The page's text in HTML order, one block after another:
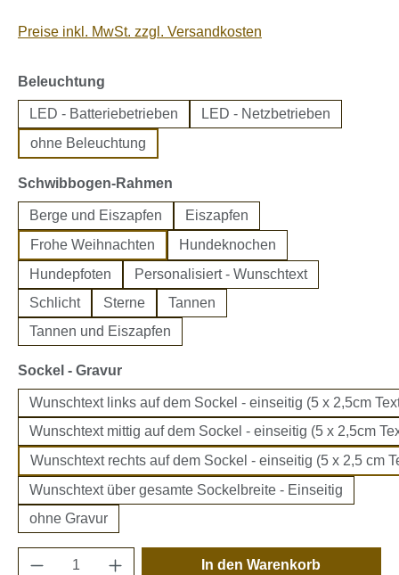
Preise inkl. MwSt. zzgl. Versandkosten
Beleuchtung
LED - Batteriebetrieben
LED - Netzbetrieben
ohne Beleuchtung
Schwibbogen-Rahmen
Berge und Eiszapfen
Eiszapfen
Frohe Weihnachten
Hundeknochen
Hundepfoten
Personalisiert - Wunschtext
Schlicht
Sterne
Tannen
Tannen und Eiszapfen
Sockel - Gravurauswählen
Wunschtext links auf dem Sockel - einseitig (5 x 2,5cm
Wunschtext mittig auf dem Sockel - einseitig (5 x 2,5cm
Wunschtext rechts auf dem Sockel - einseitig (5 x 2,5 cm
Wunschtext über gesamte Sockelbreite - Einseitig
ohne Gravur
Produkt Anzahl: Gib den gewünschten
In den Warenkorb